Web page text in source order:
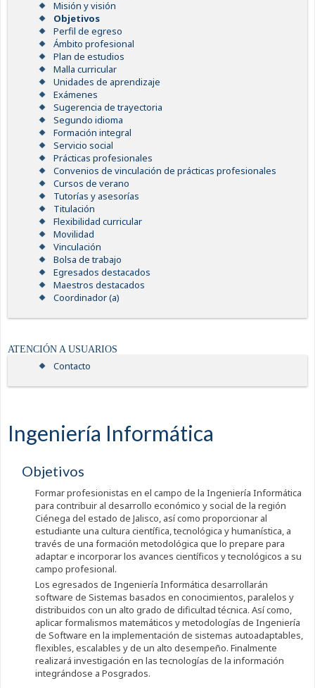
Misión y visión
Objetivos
Perfil de egreso
Ámbito profesional
Plan de estudios
Malla curricular
Unidades de aprendizaje
Exámenes
Sugerencia de trayectoria
Segundo idioma
Formación integral
Servicio social
Prácticas profesionales
Convenios de vinculación de prácticas profesionales
Cursos de verano
Tutorías y asesorías
Titulación
Flexibilidad curricular
Movilidad
Vinculación
Bolsa de trabajo
Egresados destacados
Maestros destacados
Coordinador (a)
ATENCIÓN A USUARIOS
Contacto
Ingeniería Informática
Objetivos
Formar profesionistas en el campo de la Ingeniería Informática
para contribuir al desarrollo económico y social de la región
Ciénega del estado de Jalisco, así como proporcionar al
estudiante una cultura científica, tecnológica y humanística, a
través de una formación metodológica que lo prepare para
adaptar e incorporar los avances científicos y tecnológicos a su
campo profesional.
Los egresados de Ingeniería Informática desarrollarán
software de Sistemas basados en conocimientos, paralelos y
distribuidos con un alto grado de dificultad técnica. Así como,
aplicar formalismos matemáticos y metodologías de Ingeniería
de Software en la implementación de sistemas autoadaptables,
flexibles, escalables y de un alto desempeño. Finalmente
realizará investigación en las tecnologías de la información
integrándose a Posgrados.